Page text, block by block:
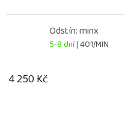
Odstín: minx
5-8 dní| 401/MIN
4 250 Kč